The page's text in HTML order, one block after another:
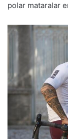
polar mataralar